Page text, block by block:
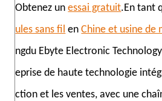
Obtenez unessai gratuit.En tant
ules sans fil enChine et usine de
ngdu Ebyte Electronic
eprise de haute technologie
ction et les ventes, avec une